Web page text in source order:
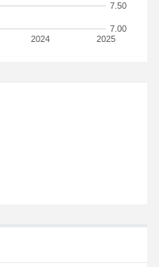
2024 2025
7.00
7.50